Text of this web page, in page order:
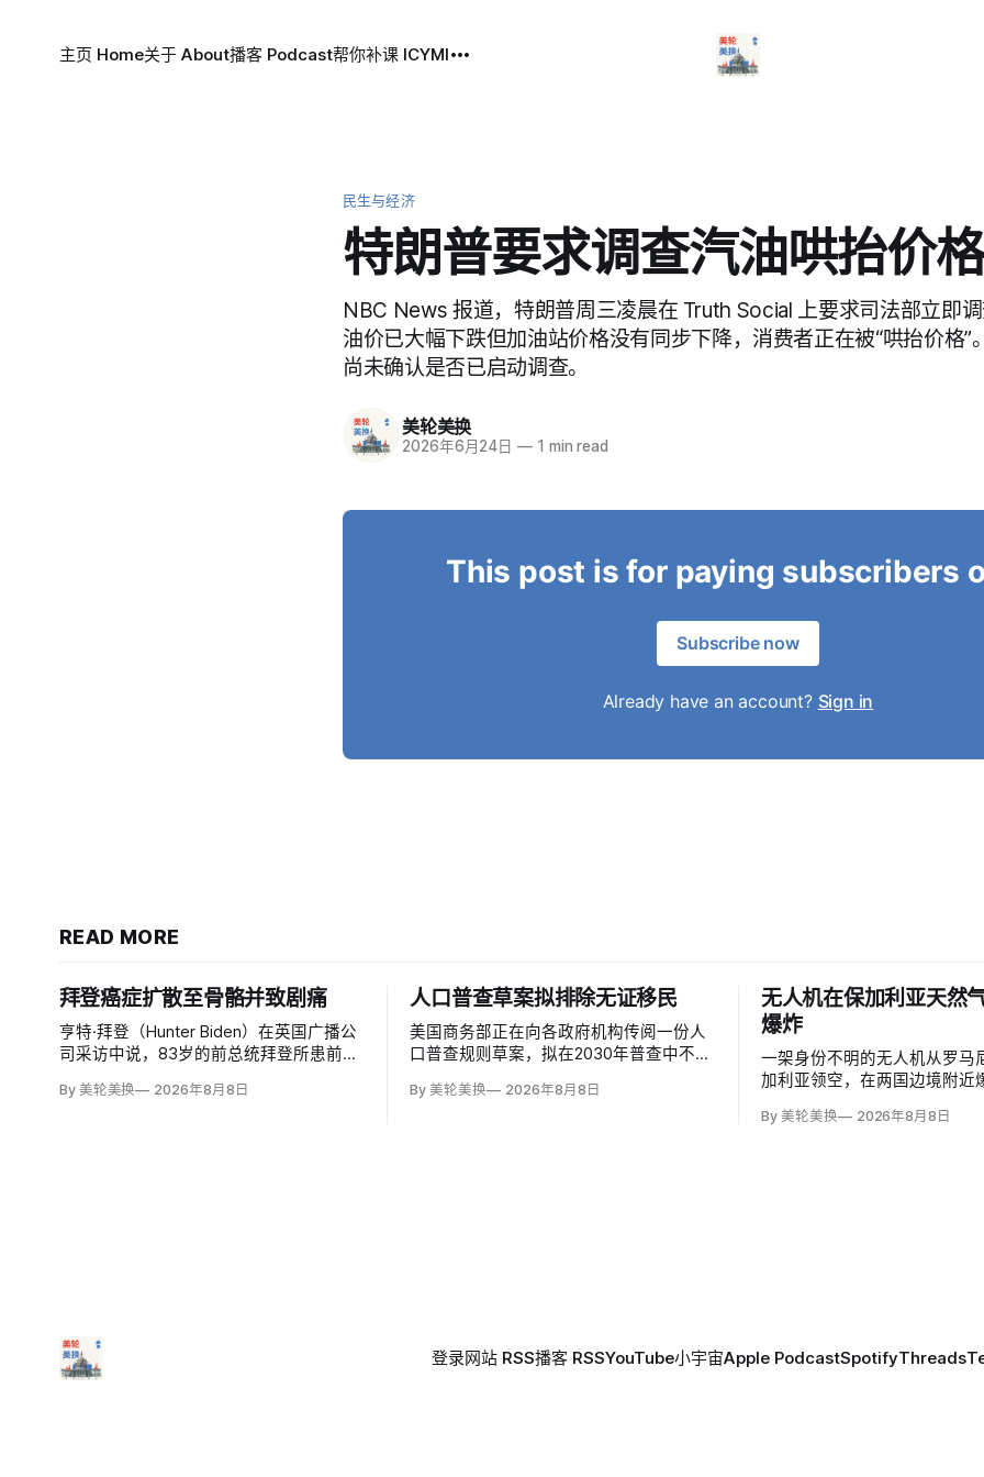
主页 Home关于 About播客 Podcast帮你补课 ICYMI
民生与经济
特朗普要求调查汽油哄抬价格
NBC News 报道，特朗普周三凌晨在 Truth Social 上要求司法部立即
油价已大幅下跌但加油站价格没有同步下降，消费者正在被“哄抬价格”
尚未确认是否已启动调查。
美轮美换
2026年6月24日 — 1 min read
This post is for paying subscribers
Subscribe now
Already have an account? Sign in
READ MORE
拜登癌症扩散至骨骼并致剧痛
亨特·拜登（Hunter Biden）在英国广播公
司采访中说，83岁的前总统拜登所患前列
剧烈疼痛，并在多个方面严重影响生活。
By 美轮美换 2026年8月8日
人口普查草案拟排除无证移民
美国商务部正在向各政府机构传阅一份人
口普查规则草案，拟在2030年普查中不计
据，理由是避免个人问题造成「扭曲」。
By 美轮美换 2026年8月8日
无人机在保加利亚天然
爆炸
一架身份不明的无人机从罗马
加利亚领空，在两国边境附近
1000米；无人伤亡，基础设
By 美轮美换 2026年8月8日
登录网站 RSS播客 RSSYouTube小宇宙Apple PodcastSpotifyThreads